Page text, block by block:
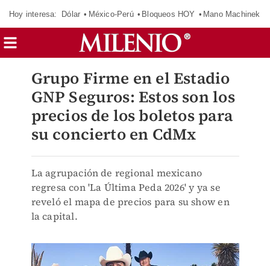
Hoy interesa: Dólar México-Perú Bloqueos HOY Mano Machinek
Grupo Firme en el Estadio
GNP Seguros: Estos son los
precios de los boletos para
su concierto en CdMx
La agrupación de regional mexicano
regresa con 'La Última Peda 2026' y ya se
reveló el mapa de precios para su show en
la capital.